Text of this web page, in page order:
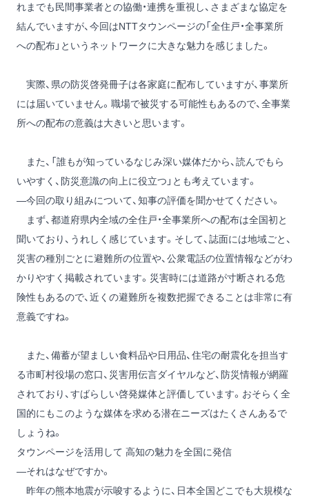
れまでも民間事業者との協働・連携を重視し、さまざまな協定を
結んでいますが、今回はNTTタウンページの「全住戸・全事業所
への配布」というネットワークに大きな魅力を感じました。
実際、県の防災啓発冊子は各家庭に配布していますが、事業所
には届いていません。職場で被災する可能性もあるので、全事業
所への配布の意義は大きいと思います。
また、「誰もが知っているなじみ深い媒体だから、読んでもら
いやすく、防災意識の向上に役立つ」とも考えています。
―今回の取り組みについて、知事の評価を聞かせてください。
まず、都道府県内全域の全住戸・全事業所への配布は全国初と
聞いており、うれしく感じています。そして、誌面には地域ごと、
災害の種別ごとに避難所の位置や、公衆電話の位置情報などがわ
かりやすく掲載されています。災害時には道路が寸断される危
険性もあるので、近くの避難所を複数把握できることは非常に有
意義ですね。
また、備蓄が望ましい食料品や日用品、住宅の耐震化を担当す
る市町村役場の窓口、災害用伝言ダイヤルなど、防災情報が網羅
されており、すばらしい啓発媒体と評価しています。おそらく全
国的にもこのような媒体を求める潜在ニーズはたくさんあるで
しょうね。
タウンページを活用して 高知の魅力を全国に発信
―それはなぜですか。
昨年の熊本地震が示唆するように、日本全国どこでも大規模な